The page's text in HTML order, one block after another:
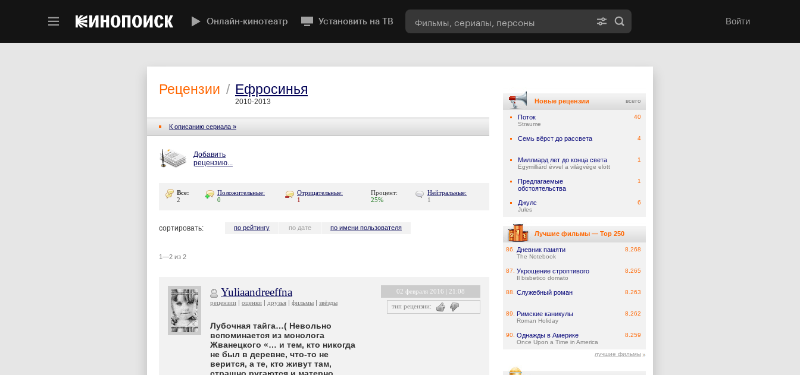
Онлайн-кинотеатр Установить на ТВ Войти
Рецензии / Ефросинья
2010-2013
К описанию сериала »
Добавить
рецензию...
Все:
2
Положительные:
0
Отрицательные:
1
Процент:
25%
Нейтральные:
1
сортировать: по рейтингу по дате по имени пользователя
1—2 из 2
Yuliaandreeffna
рецензии оценки друзья фильмы звёзды
Лубочная тайга…( Невольно
вспоминается из монолога
Жванецкого «… и тем, кто никогда
не был в деревне, что-то не
верится, а те, кто живут там,
02 февраля 2016 | 21:08
тип рецензии:
Новые рецензии всего
Поток
Straume
40
Семь вёрст до рассвета 4
Миллиард лет до конца света
Egymilliárd évvel a világvége elött
1
Предлагаемые
обстоятельства
1
Джулс
Jules
6
Лучшие фильмы — Top 250
86. Дневник памяти
The Notebook
8.268
87. Укрощение строптивого
Il bisbetico domato
8.265
88. Служебный роман 8.263
89. Римские каникулы
Roman Holiday
8.262
90. Однажды в Америке
Once Upon a Time in America
8.259
лучшие фильмы